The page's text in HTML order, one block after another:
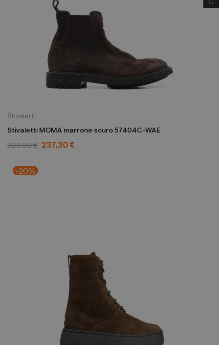
Stivaletti
Stivaletti MOMA marrone scuro 57404C-WAE
339,00 € 237,30 €
-20%